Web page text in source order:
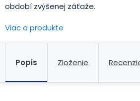
období zvýšenej záťaže.
Viac o produkte
Popis Zloženie